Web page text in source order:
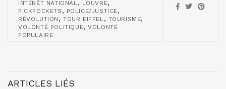
INTÉRÊT NATIONAL, LOUVRE,
PICKPOCKETS , POLICE/JUSTICE,
RÉVOLUTION , TOUR EIFFEL, TOURISME,
VOLONTÉ POLITIQUE,VOLONTÉ
POPULAIRE
ARTICLES LIÉS